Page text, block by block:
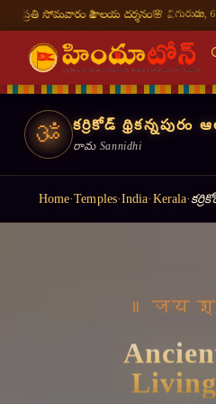
దర్శనం🌸 వినాయక చవితి — భాద్రపదగురువారం,
ॐ కర్రికోడ్ థ్రికన్నపురం
రామ Sannidhi
Home·Temples·India· Kerala·
॥ जय